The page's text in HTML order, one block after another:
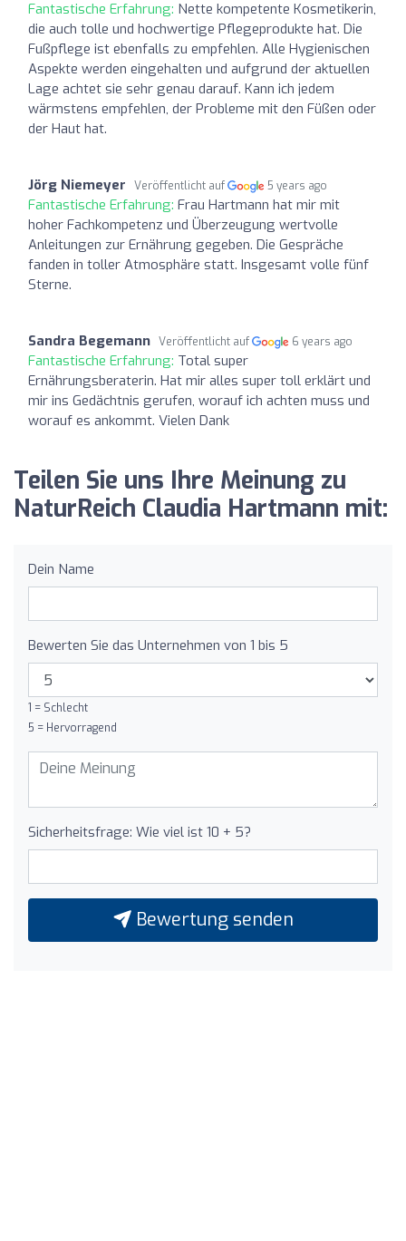
Fantastische Erfahrung: Nette kompetente Kosmetikerin,
die auch tolle und hochwertige Pflegeprodukte hat. Die
Fußpflege ist ebenfalls zu empfehlen. Alle Hygienischen
Aspekte werden eingehalten und aufgrund der aktuellen
Lage achtet sie sehr genau darauf. Kann ich jedem
wärmstens empfehlen, der Probleme mit den Füßen oder
der Haut hat.
Jörg Niemeyer Veröffentlicht auf 5 years ago
Fantastische Erfahrung: Frau Hartmann hat mir mit
hoher Fachkompetenz und Überzeugung wertvolle
Anleitungen zur Ernährung gegeben. Die Gespräche
fanden in toller Atmosphäre statt. Insgesamt volle fünf
Sterne.
Sandra Begemann Veröffentlicht auf 6 years ago
Fantastische Erfahrung: Total super
Ernährungsberaterin. Hat mir alles super toll erklärt und
mir ins Gedächtnis gerufen, worauf ich achten muss und
worauf es ankommt. Vielen Dank
Teilen Sie uns Ihre Meinung zu
NaturReich Claudia Hartmann mit:
Dein Name
Bewerten Sie das Unternehmen von 1 bis 5
1 = Schlecht
5 = Hervorragend
Sicherheitsfrage: Wie viel ist 10 + 5?
Bewertung senden